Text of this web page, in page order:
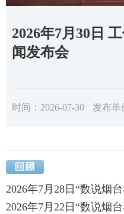
2026年7月30日
闻发布会
时间：2026-07-30 发布单
2026年7月28日“数说烟
2026年7月22日“数说烟